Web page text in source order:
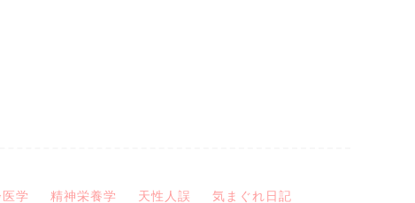
学 精神栄養学 天性人誤 気まぐれ日記